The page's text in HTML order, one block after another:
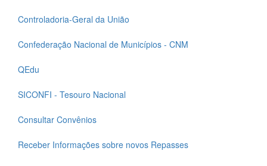
Controladoria-Geral da União
Confederação Nacional de Municípios - CNM
QEdu
SICONFI - Tesouro Nacional
Consultar Convênios
Receber Informações sobre novos Repasses